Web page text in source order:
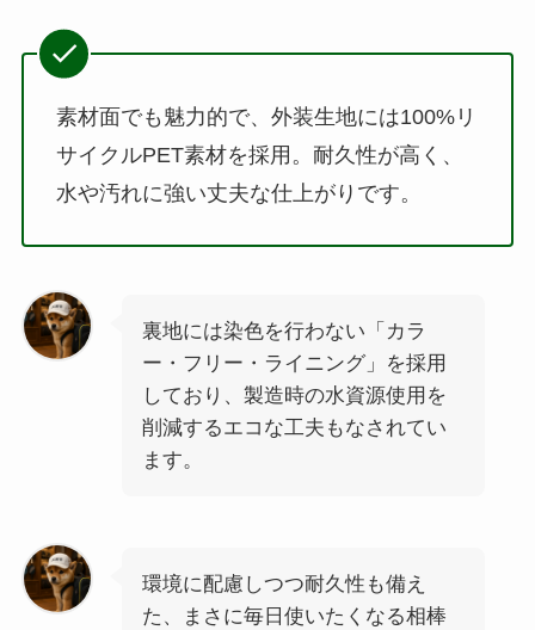
素材面でも魅力的で、外装生地には100%リ
サイクルPET素材を採用。耐久性が高く、
水や汚れに強い丈夫な仕上がりです。
裏地には染色を行わない「カラ
ー・フリー・ライニング」を採用
しており、製造時の水資源使用を
削減するエコな工夫もなされてい
ます。
環境に配慮しつつ耐久性も備え
た、まさに毎日使いたくなる相棒